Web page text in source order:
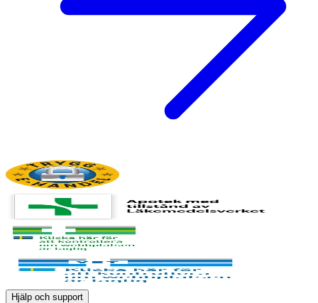
Hjälp och support